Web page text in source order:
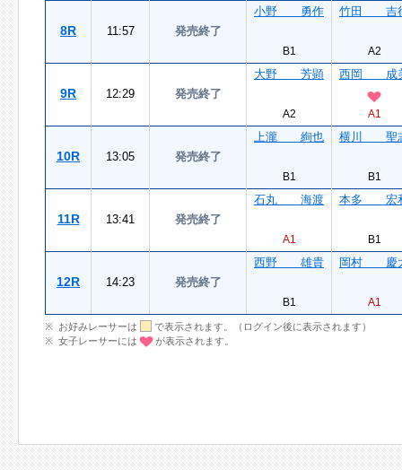
8R 11:57 発売終了
小野 勇作
B1
竹田 吉
A2
9R 12:29 発売終了
大野 芳顕
A2
西岡 成
A1
10R 13:05 発売終了
上瀧 絢也
B1
横川 聖
B1
11R 13:41 発売終了
石丸 海渡
A1
本多 宏
B1
12R 14:23 発売終了
西野 雄貴
B1
岡村 慶
A1
お好みレーサーは
で表示されます。（ログイン後に表示されます）
女子レーサーには
が表示されます。